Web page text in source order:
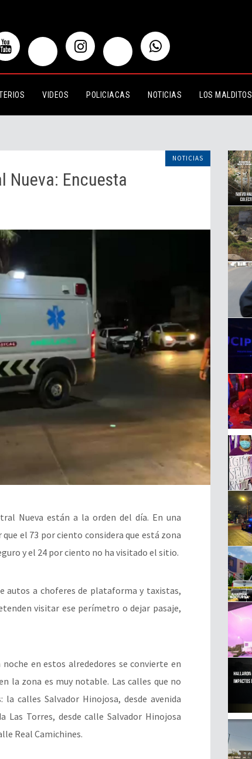
VIDEOS POLICIACAS NOTICIAS LOS MALDITOS
NOTICIAS
Nueva: Encuesta
Nueva están a la orden del día. En una
el 73 por ciento considera que está zona
y el 24 por ciento no ha visitado el sitio.
autos a choferes de plataforma y taxistas,
visitar ese perímetro o dejar pasaje,
en estos alrededores se convierte en
la zona es muy notable. Las calles que no
calles Salvador Hinojosa, desde avenida
Torres, desde calle Salvador Hinojosa
Real Camichines.